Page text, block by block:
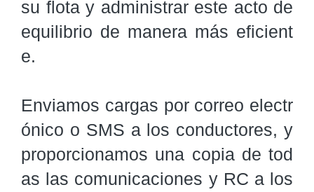
su flota y administrar este acto de
equilibrio de manera más eficient
e.
Enviamos cargas por correo electr
ónico o SMS a los conductores, y
proporcionamos una copia de tod
as las comunicaciones y RC a los